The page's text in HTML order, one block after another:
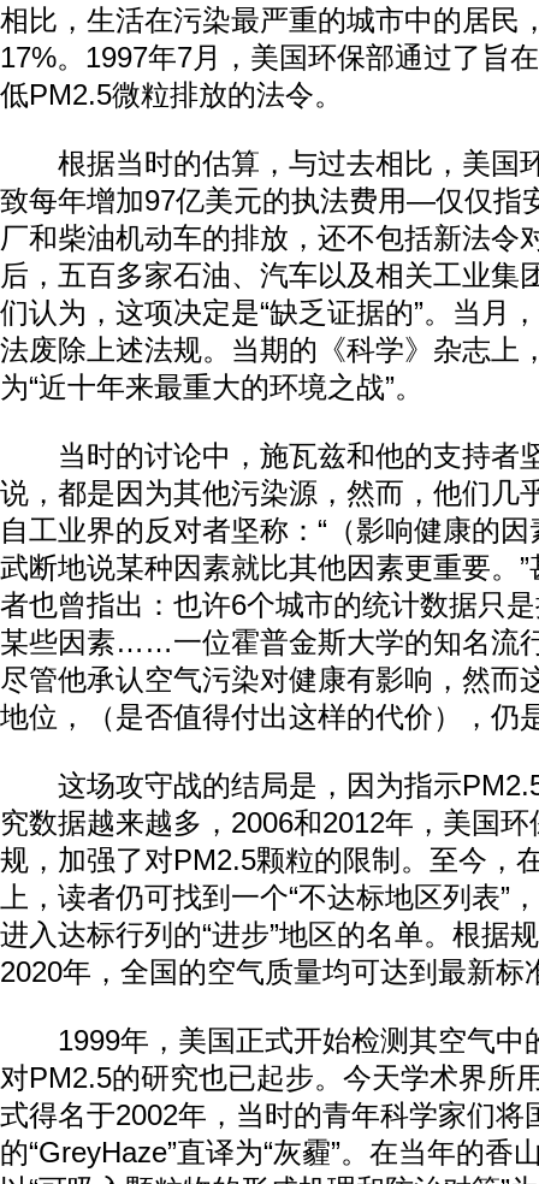
相比，生活在污染最严重的城市中的居民
17%。1997年7月，美国环保部通过了旨
低PM2.5微粒排放的法令。
根据当时的估算，与过去相比，美国
致每年增加97亿美元的执法费用—仅仅指
厂和柴油机动车的排放，还不包括新法令
后，五百多家石油、汽车以及相关工业集
们认为，这项决定是“缺乏证据的”。当月
法废除上述法规。当期的《科学》杂志上
为“近十年来最重大的环境之战”。
当时的讨论中，施瓦兹和他的支持者
说，都是因为其他污染源，然而，他们几
自工业界的反对者坚称：“（影响健康的
武断地说某种因素就比其他因素更重要。
者也曾指出：也许6个城市的统计数据只
某些因素……一位霍普金斯大学的知名流
尽管他承认空气污染对健康有影响，然而
地位，（是否值得付出这样的代价），仍
这场攻守战的结局是，因为指示
究数据越来越多，2006和2012年，美国
规，加强了对PM2.5颗粒的限制。至今，
上，读者仍可找到一个“不达标地区列表”
进入达标行列的“进步”地区的名单。根据
2020年，全国的空气质量均可达到最新标
1999年，美国正式开始检测其空气中
对PM2.5的研究也已起步。今天学术界所
式得名于2002年，当时的青年科学家们将
的“GreyHaze”直译为“灰霾”。在当年的香